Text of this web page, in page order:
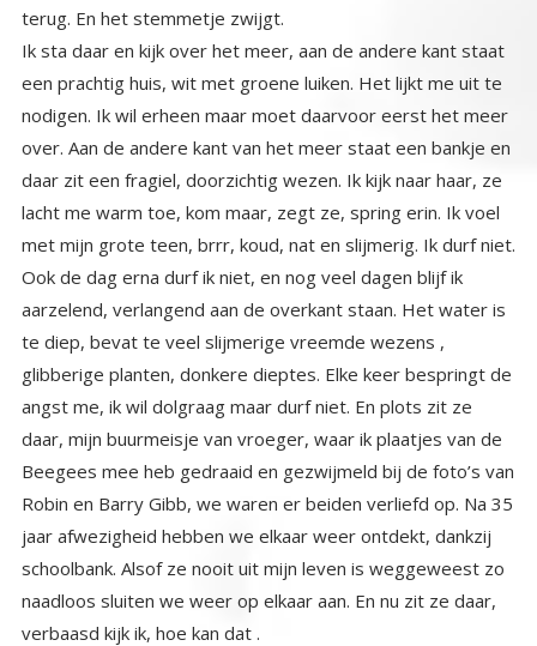
terug. En het stemmetje zwijgt.
Ik sta daar en kijk over het meer, aan de andere kant staat
een prachtig huis, wit met groene luiken. Het lijkt me uit te
nodigen. Ik wil erheen maar moet daarvoor eerst het meer
over. Aan de andere kant van het meer staat een bankje en
daar zit een fragiel, doorzichtig wezen. Ik kijk naar haar, ze
lacht me warm toe, kom maar, zegt ze, spring erin. Ik voel
met mijn grote teen, brrr, koud, nat en slijmerig. Ik durf niet.
Ook de dag erna durf ik niet, en nog veel dagen blijf ik
aarzelend, verlangend aan de overkant staan. Het water is
te diep, bevat te veel slijmerige vreemde wezens ,
glibberige planten, donkere dieptes. Elke keer bespringt de
angst me, ik wil dolgraag maar durf niet. En plots zit ze
daar, mijn buurmeisje van vroeger, waar ik plaatjes van de
Beegees mee heb gedraaid en gezwijmeld bij de foto’s van
Robin en Barry Gibb, we waren er beiden verliefd op. Na 35
jaar afwezigheid hebben we elkaar weer ontdekt, dankzij
schoolbank. Alsof ze nooit uit mijn leven is weggeweest zo
naadloos sluiten we weer op elkaar aan. En nu zit ze daar,
verbaasd kijk ik, hoe kan dat .